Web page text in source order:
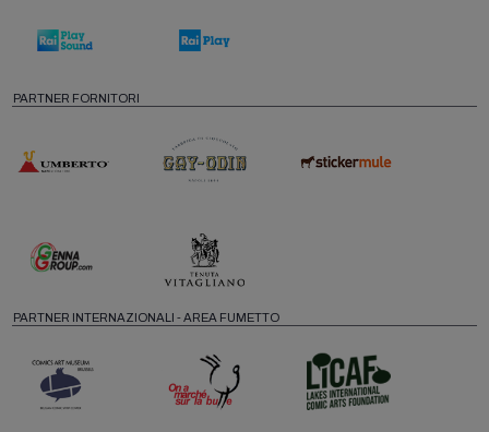
PARTNER FORNITORI
PARTNER INTERNAZIONALI - AREA FUMETTO